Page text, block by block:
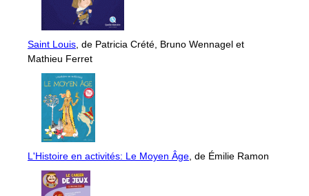
Saint Louis, de Patricia Crété, Bruno Wennagel et
Mathieu Ferret
L'Histoire en activités: Le Moyen Âge, de Émilie Ramon